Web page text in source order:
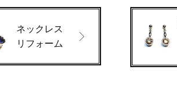
ネックレス
リフォーム